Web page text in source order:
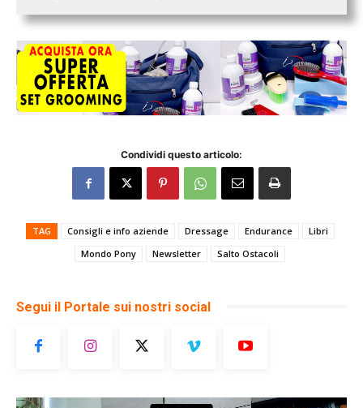
Condividi questo articolo:
TAG Consigli e info aziende Dressage Endurance
Libri
Mondo Pony
Newsletter Salto Ostacoli
Segui il Portale sui nostri social